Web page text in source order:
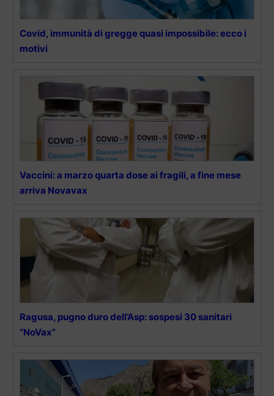
Covid, immunità di gregge quasi impossibile: ecco i
motivi
Vaccini: a marzo quarta dose ai fragili, a fine mese
arriva Novavax
Ragusa, pugno duro dell’Asp: sospesi 30 sanitari
“NoVax”